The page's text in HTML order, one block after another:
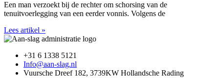
Een man verzoekt bij de rechter om schorsing van de
tenuitvoerlegging van een eerder vonnis. Volgens de
Lees artikel »
+31 6 1338 5121
Info@aan-slag.nl
Vuursche Dreef 182, 3739KW Hollandsche Rading